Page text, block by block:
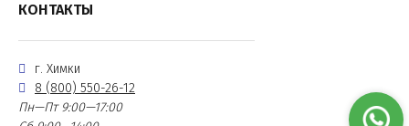
КОНТАКТЫ
г. Химки
8 (800) 550-26-12
Пн—Пт 9:00—17:00